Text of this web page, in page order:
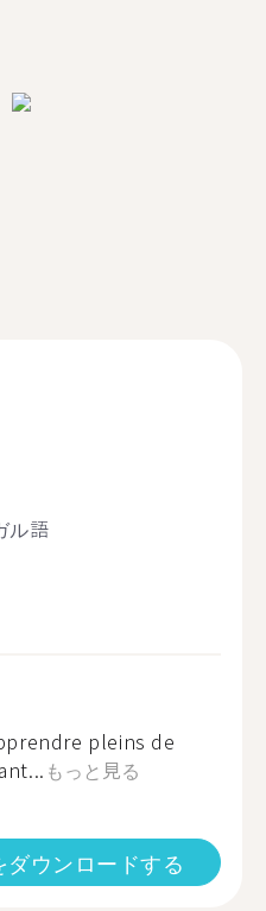
ル語
pleins de
もっと見る
ダウンロードする